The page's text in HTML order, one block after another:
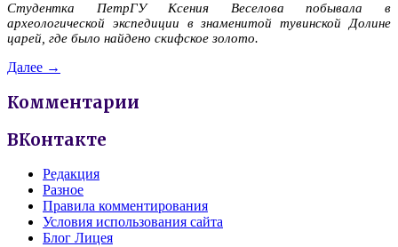
Студентка ПетрГУ Ксения Веселова побывала в
археологической экспедиции в знаменитой тувинской Долине
царей, где было найдено скифское золото.
Далее →
Комментарии
ВКонтакте
Редакция
Разное
Правила комментирования
Условия использования сайта
Блог Лицея